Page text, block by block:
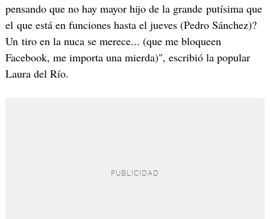
pensando que no hay mayor hijo de la grande putísima que
el que está en funciones hasta el jueves (Pedro Sánchez)?
Un tiro en la nuca se merece... (que me bloqueen
Facebook, me importa una mierda)", escribió la popular
Laura del Río.